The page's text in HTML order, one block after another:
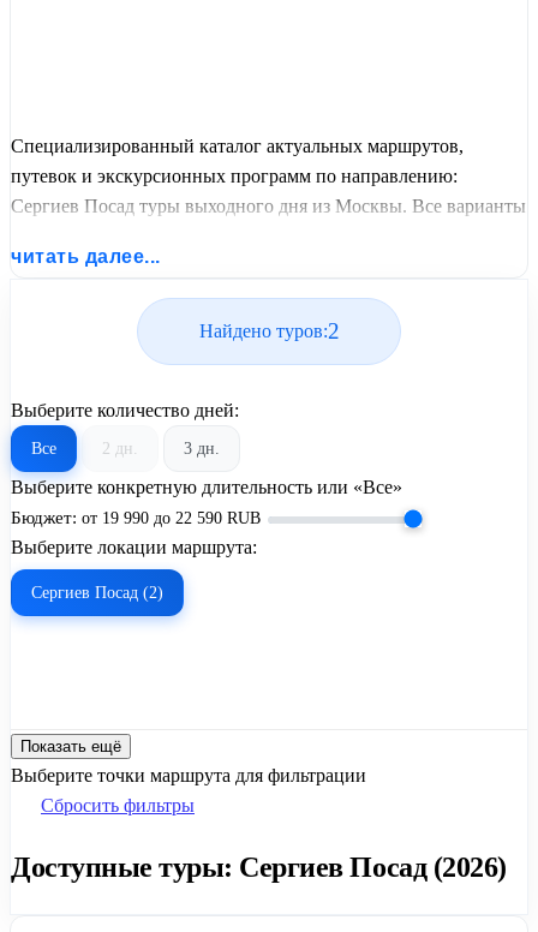
Специализированный каталог актуальных маршрутов,
путевок и экскурсионных программ по направлению:
Сергиев Посад туры выходного дня из Москвы. Все варианты
автобусным проездом и актуальным графиком заездов от
United Travel Systems.
читать далее...
Найдено туров:2
Выберите количество дней:
Все 2 дн. 3 дн.
Выберите конкретную длительность или «Все»
Бюджет: от 19 990 до 22 590 RUB
Выберите локации маршрута:
Сергиев Посад (2)
Показать ещё
Выберите точки маршрута для фильтрации
Сбросить фильтры
Доступные туры: Сергиев Посад (2026)